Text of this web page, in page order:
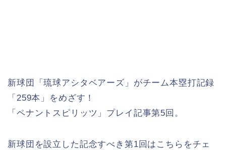
新球団「琉球アシタベアーズ」がチーム本塁打記録
「259本」をめざす！
「ペナントスピリッツ」プレイ記事第5回。
新球団を設立した記念すべき第1回はこちらをチェ